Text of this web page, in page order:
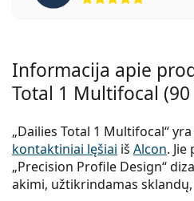
Informacija apie
Total 1 Multifocal
„Dailies Total 1 Multifocal“
kontaktiniai lęšiai iš Alcon.
„Precision Profile Design“
akimi, užtikrindamas